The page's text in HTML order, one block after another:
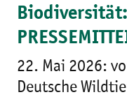
22. Mai 2026:
Deutsche